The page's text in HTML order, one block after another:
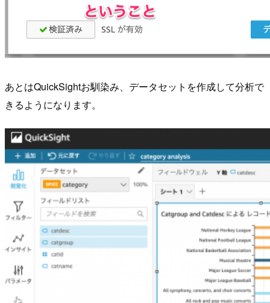
あとはQuickSightお馴染み、データセットを作成して分析で
きるようになります。